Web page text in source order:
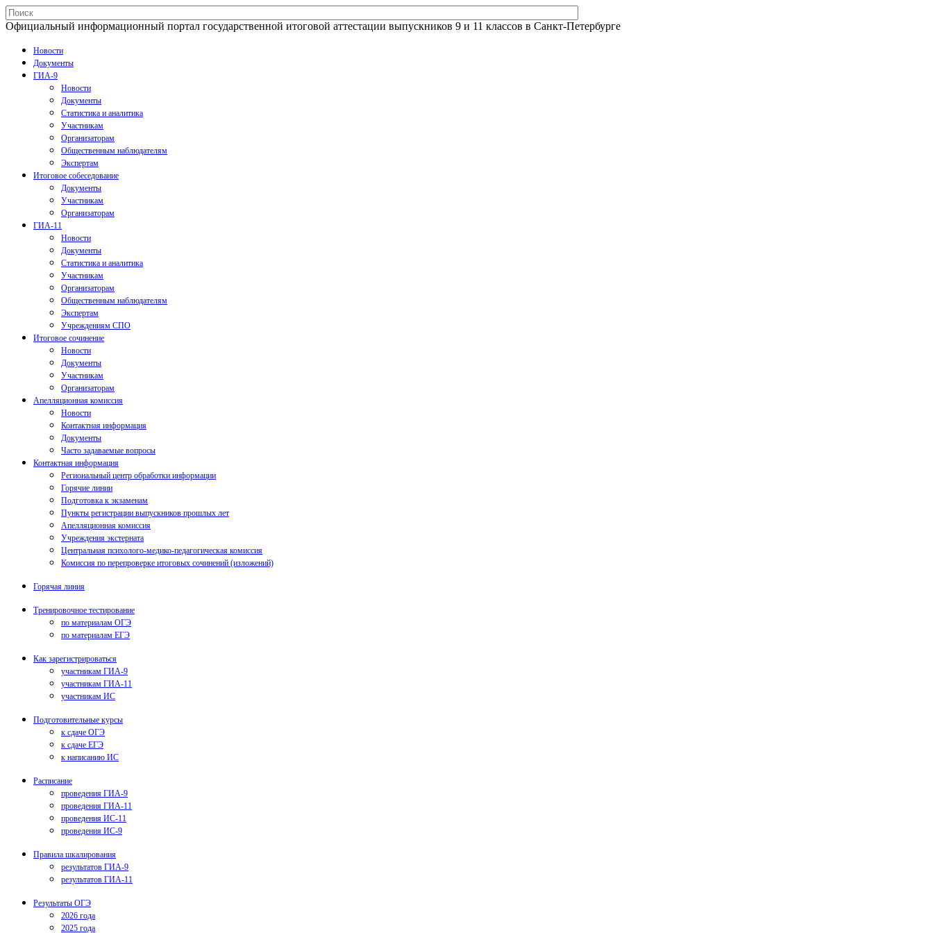
Официальный информационный портал государственной итоговой аттестации выпускников 9 и 11 классов в Санкт-Петербурге
Новости
Документы
ГИА-9
Новости
Документы
Статистика и аналитика
Участникам
Организаторам
Общественным наблюдателям
Экспертам
Итоговое собеседование
Документы
Участникам
Организаторам
ГИА-11
Новости
Документы
Статистика и аналитика
Участникам
Организаторам
Общественным наблюдателям
Экспертам
Учреждениям СПО
Итоговое сочинение
Новости
Документы
Участникам
Организаторам
Апелляционная комиссия
Новости
Контактная информация
Документы
Часто задаваемые вопросы
Контактная информация
Региональный центр обработки информации
Горячие линии
Подготовка к экзаменам
Пункты регистрации выпускников прошлых лет
Апелляционная комиссия
Учреждения экстерната
Центральная психолого-медико-педагогическая комиссия
Комиссия по перепроверке итоговых сочинений (изложений)
Горячая линия
Тренировочное тестирование
по материалам ОГЭ
по материалам ЕГЭ
Как зарегистрироваться
участникам ГИА-9
участникам ГИА-11
участникам ИС
Подготовительные курсы
к сдаче ОГЭ
к сдаче ЕГЭ
к написанию ИС
Расписание
проведения ГИА-9
проведения ГИА-11
проведения ИС-11
проведения ИС-9
Правила шкалирования
результатов ГИА-9
результатов ГИА-11
Результаты ОГЭ
2026 года
2025 года